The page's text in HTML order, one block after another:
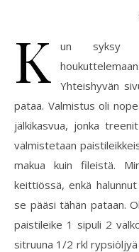
K
un syksy
Yhteishyvän
pataa. Valmistus oli
jälkikasvua, jonka
valmistetaan
makua kuin fileistä.
keittiössä, enkä
se pääsi tähän pataan.
paistileike 1 sipuli 2
sitruuna 1/2 rkl